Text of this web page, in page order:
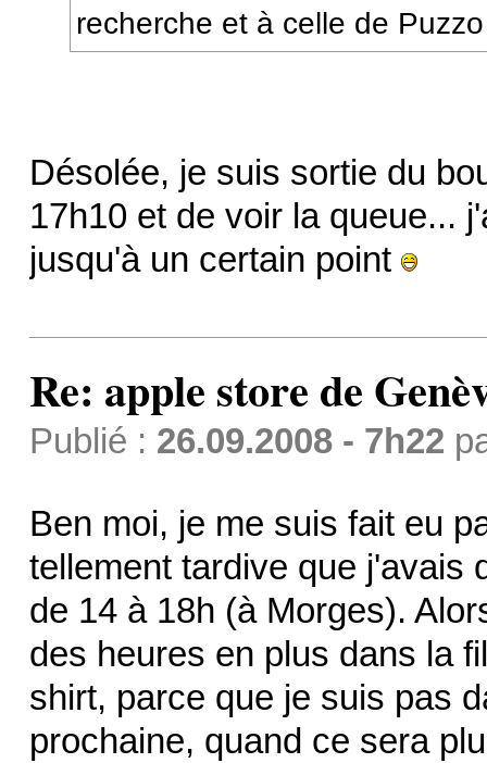
recherche et à celle de Puzzo
Désolée, je suis sortie du
17h10 et de voir la queue...
jusqu'à un certain point
Re: apple store de
Publié : 26.09.2008 - 7h22
Ben moi, je me suis fait eu
tellement tardive que j'avais
de 14 à 18h (à Morges).
des heures en plus dans la
shirt, parce que je suis pas
prochaine, quand ce sera